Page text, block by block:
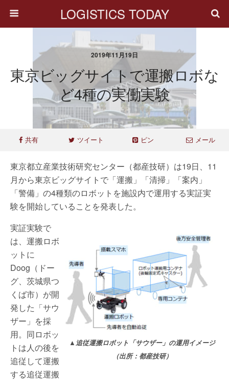
LOGISTICS TODAY
2019年11月19日
東京ビッグサイトで運搬ロボな
ど4種の実働実験
共有 ツイート ピン メール
東京都立産業技術研究センター（都産技研）は19日、11
月から東京ビッグサイトで「運搬」「清掃」「案内」
「警備」の4種類のロボットを施設内で運用する実証実
験を開始していることを発表した。
▲追従運搬ロボット「サウザー」の運用イメージ
（出所：都産技研）
実証実験で
は、運搬ロボ
ットに
Doog（ドー
グ、茨城県つ
くば市）が開
発した「サウ
ザー」を採
用。同ロボッ
トは人の後を
追従して運搬
する追従運搬